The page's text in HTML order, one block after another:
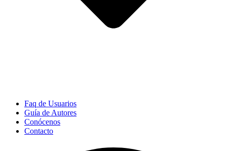
Faq de Usuarios
Guía de Autores
Conócenos
Contacto